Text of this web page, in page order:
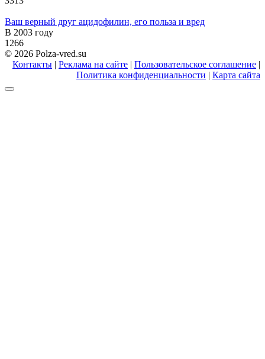
Ваш верный друг ацидофилин, его польза и вред
В 2003 году
1 266
© 2026 Polza-vred.su
Контакты | Реклама на сайте | Пользовательское соглашение |
Политика конфиденциальности | Карта сайта